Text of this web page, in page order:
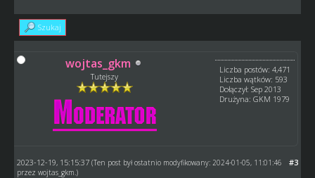
Szukaj
wojtas_gkm
Tutejszy
Liczba postów: 4,471
Liczba wątków: 593
Dołączył: Sep 2013
Drużyna: GKM 1979
#3
2023-12-19, 15:15:37 (Ten post był ostatnio modyfikowany: 2024-01-05, 11:01:46
przez wojtas_gkm .)